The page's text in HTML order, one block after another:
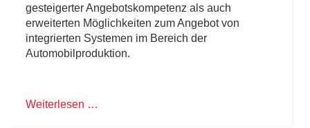
gesteigerter Angebotskompetenz als auch
erweiterten Möglichkeiten zum Angebot von
integrierten Systemen im Bereich der
Automobilproduktion.
Weiterlesen …